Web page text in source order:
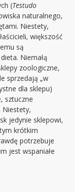
(Testudo
naturalnego,
Niestety,
większość
są
Niemałą
zoologiczne,
sprzedają „w
dla sklepu)
sztuczne
Niestety,
jedynie sklepowi,
krótkim
potrzebuje
jest wspaniałe